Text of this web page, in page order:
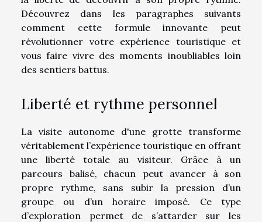
Découvrez dans les paragraphes suivants
comment cette formule innovante peut
révolutionner votre expérience touristique et
vous faire vivre des moments inoubliables loin
des sentiers battus.
Liberté et rythme personnel
La visite autonome d'une grotte transforme
véritablement l’expérience touristique en offrant
une liberté totale au visiteur. Grâce à un
parcours balisé, chacun peut avancer à son
propre rythme, sans subir la pression d’un
groupe ou d’un horaire imposé. Ce type
d’exploration permet de s’attarder sur les